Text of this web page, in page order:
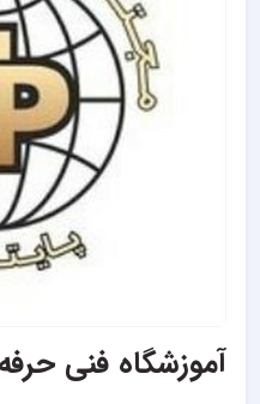
آموزشگاه فنی